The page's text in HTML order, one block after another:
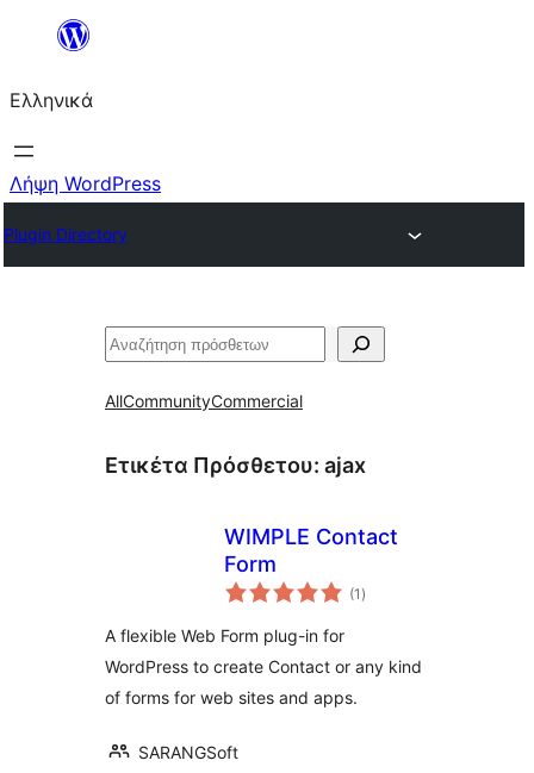
Μετάβαση
περιεχόμενο
Ελληνικά
Λήψη WordPress
Plugin Directory
Αναζήτηση
AllCommunityCommercial
Ετικέτα Πρόσθετου: ajax
WIMPLE Contact
Form
(1 αξιολογήσεις
σύνολο
)
A flexible Web Form plug-in for
WordPress to create Contact or any kind
of forms for web sites and apps.
SARANGSoft